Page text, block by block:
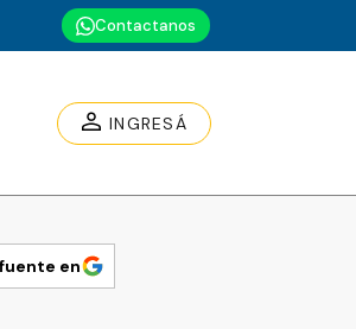
Contactanos
INGRESÁ
en